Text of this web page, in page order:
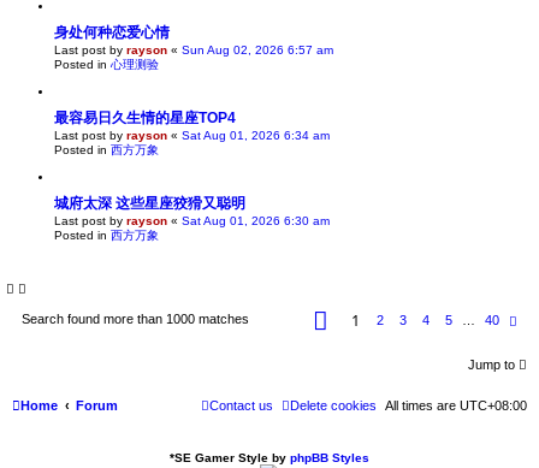
身处何种恋爱心情
Last post by rayson « Sun Aug 02, 2026 6:57 am
Posted in 心理测验
最容易日久生情的星座TOP4
Last post by rayson « Sat Aug 01, 2026 6:34 am
Posted in 西方万象
城府太深 这些星座狡猾又聪明
Last post by rayson « Sat Aug 01, 2026 6:30 am
Posted in 西方万象
Search found more than 1000 matches
4
1 2 3 4 5 40
t
Jump to
Home Forum All times are UTC+08:00
Delete cookies
Contact us
*SE Gamer Style by phpBB Styles